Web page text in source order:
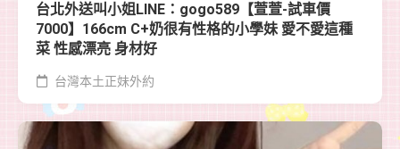
台北外送叫小姐LINE：gogo589【萱萱-試車價
7000】166cm C+奶很有性格的小學妹 愛不愛這種
菜 性感漂亮 身材好
台灣本土正妹外約